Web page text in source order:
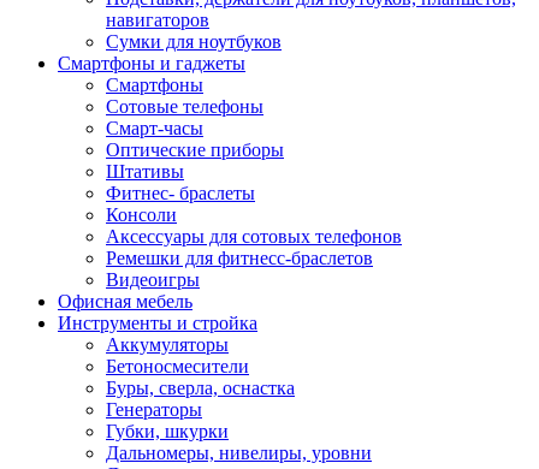
навигаторов
Сумки для ноутбуков
Смартфоны и гаджеты
Смартфоны
Сотовые телефоны
Смарт-часы
Оптические приборы
Штативы
Фитнес- браслеты
Консоли
Аксессуары для сотовых телефонов
Ремешки для фитнесс-браслетов
Видеоигры
Офисная мебель
Инструменты и стройка
Аккумуляторы
Бетоносмесители
Буры, сверла, оснастка
Генераторы
Губки, шкурки
Дальномеры, нивелиры, уровни